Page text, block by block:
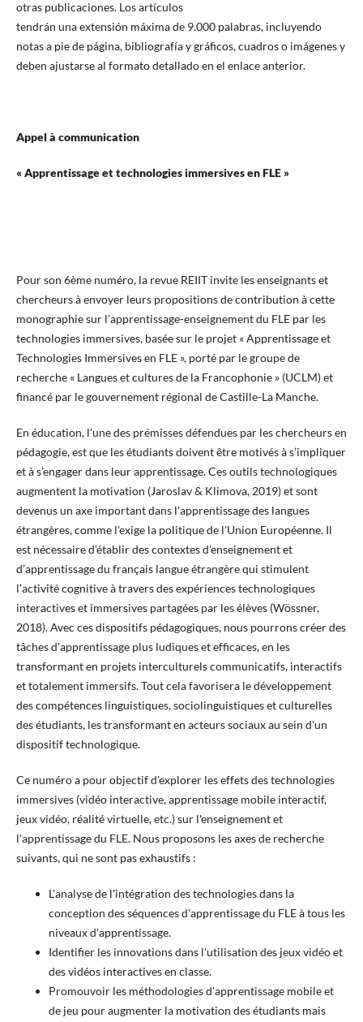
otras publicaciones. Los artículos
tendrán una extensión máxima de 9.000 palabras, incluyendo
notas a pie de página, bibliografía y gráficos, cuadros o imágenes y
deben ajustarse al formato detallado en el enlace anterior.
Appel à communication
« Apprentissage et technologies immersives en FLE »
Pour son 6ème numéro, la revue REIIT invite les enseignants et
chercheurs à envoyer leurs propositions de contribution à cette
monographie sur l'apprentissage-enseignement du FLE par les
technologies immersives, basée sur le projet « Apprentissage et
Technologies Immersives en FLE », porté par le groupe de
recherche « Langues et cultures de la Francophonie » (UCLM) et
financé par le gouvernement régional de Castille-La Manche.
En éducation, l’une des prémisses défendues par les chercheurs en
pédagogie, est que les étudiants doivent être motivés à s’impliquer
et à s’engager dans leur apprentissage. Ces outils technologiques
augmentent la motivation (Jaroslav & Klimova, 2019) et sont
devenus un axe important dans l'apprentissage des langues
étrangères, comme l'exige la politique de l'Union Européenne. Il
est nécessaire d’établir des contextes d’enseignement et
d’apprentissage du français langue étrangère qui stimulent
l’activité cognitive à travers des expériences technologiques
interactives et immersives partagées par les élèves (Wössner,
2018). Avec ces dispositifs pédagogiques, nous pourrons créer des
tâches d'apprentissage plus ludiques et efficaces, en les
transformant en projets interculturels communicatifs, interactifs
et totalement immersifs. Tout cela favorisera le développement
des compétences linguistiques, sociolinguistiques et culturelles
des étudiants, les transformant en acteurs sociaux au sein d'un
dispositif technologique.
Ce numéro a pour objectif d'explorer les effets des technologies
immersives (vidéo interactive, apprentissage mobile interactif,
jeux vidéo, réalité virtuelle, etc.) sur l'enseignement et
l'apprentissage du FLE. Nous proposons les axes de recherche
suivants, qui ne sont pas exhaustifs :
L'analyse de l'intégration des technologies dans la
conception des séquences d'apprentissage du FLE à tous les
niveaux d'apprentissage.
Identifier les innovations dans l'utilisation des jeux vidéo et
des vidéos interactives en classe.
Promouvoir les méthodologies d'apprentissage mobile et
de jeu pour augmenter la motivation des étudiants mais